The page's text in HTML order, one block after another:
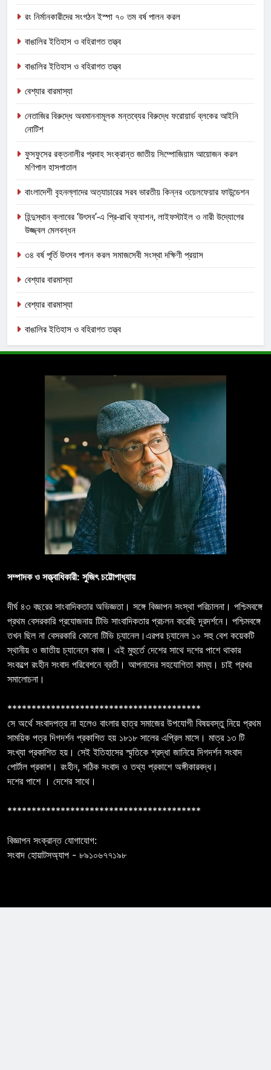
রং নির্মানকারীদের সংগঠন ইস্পা ৭০ তম বর্ষ পালন করল
বাঙালির ইতিহাস ও বহিরাগত তত্ত্ব
বাঙালির ইতিহাস ও বহিরাগত তত্ত্ব
বেশ্যার বারমাস্যা
নেতাজির বিরুদ্ধে অবমাননামূলক মন্তব্যের বিরুদ্ধে ফরোয়ার্ড ব্লকের আইনি
নোটিশ
ফুসফুসের রক্তনালীর প্রদাহ সংক্রান্ত জাতীয় সিম্পোজিয়াম আয়োজন করল
মণিপাল হাসপাতাল
বাংলাদেশী বৃহনল্লাদের অত্যাচারের সরব ভারতীয় কিন্নর ওয়েলফেয়ার ফাউন্ডেশন
হিন্দুস্থান ক্লাবের ‘উৎসব’-এ প্রি-রাখি ফ্যাশন, লাইফস্টাইল ও নারী উদ্যোগের
উজ্জ্বল মেলবন্ধন
৩৪ বর্ষ পূর্তি উৎসব পালন করল সমাজসেবী সংস্থা দক্ষিণী প্রয়াস
বেশ্যার বারমাস্যা
বেশ্যার বারমাস্যা
বাঙালির ইতিহাস ও বহিরাগত তত্ত্ব
সম্পাদক ও সত্ত্বাধিকারী: সুজিৎ চট্টোপাধ্যায়
দীর্ঘ ৪৩ বছরের সাংবাদিকতার অভিজ্ঞতা। সঙ্গে বিজ্ঞাপন সংস্থা পরিচালনা। পশ্চিমবঙ্গে
প্রথম বেসরকারি প্রযোজনায় টিভি সাংবাদিকতার প্রচলন করেছি দূরদর্শনে। পশ্চিমবঙ্গে
তখন ছিল না বেসরকারি কোনো টিভি চ্যানেল।এরপর চ্যানেল ১০ সহু বেশ কয়েকটি
স্থানীয় ও জাতীয় চ্যানেলে কাজ। এই মুহুর্তে দেশের সাথে দশের পাশে থাকার
সংকল্পে রংহীন সংবাদ পরিবেশনে ব্রতী। আপনাদের সহযোগিতা কাম্য। চাই প্রখর
সমালোচনা।
****************************************
সে অর্থে সংবাদপত্র না হলেও বাংলার ছাত্র সমাজের উপযোগী বিষয়বস্তু নিয়ে প্রথম
সাময়িক পত্র দিগদর্শন প্রকাশিত হয় ১৮১৮ সালের এপ্রিল মাসে। মাত্র ১৩ টি
সংখ্যা প্রকাশিত হয়। সেই ইতিহাসের স্মৃতিকে শ্রদ্ধা জানিয়ে দিগদর্শন সংবাদ
পোর্টাল প্রকাশ। রংহীন, সঠিক সংবাদ ও তথ্য প্রকাশে অঙ্গীকারবদ্ধ।
দশের পাশে । দেশের সাথে।
****************************************
বিজ্ঞাপন সংক্রান্ত যোগাযোগ:
সংবাদ হোয়াটসঅ্যাপ - ৮৯১০৬৭৭১৯৮